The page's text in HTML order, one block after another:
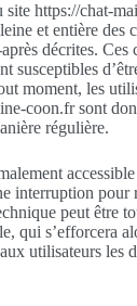
site https://chat-
et entière des
décrites. Ces
susceptibles
moment, les
coon.fr sont
régulière.
interruption pour
peut être
qui s’efforcera
utilisateurs les